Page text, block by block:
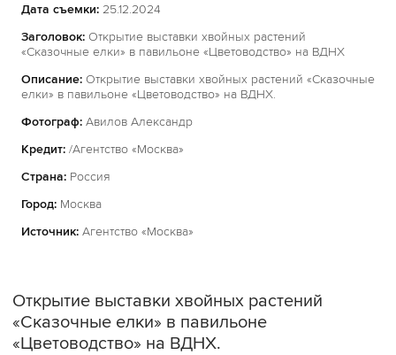
Дата съемки: 25.12.2024
Заголовок: Открытие выставки хвойных растений
«Сказочные елки» в павильоне «Цветоводство» на ВДНХ
Описание: Открытие выставки хвойных растений «Сказочные
елки» в павильоне «Цветоводство» на ВДНХ.
Фотограф: Авилов Александр
Кредит: /Агентство «Москва»
Страна: Россия
Город: Москва
Источник: Агентство «Москва»
Открытие выставки хвойных растений
«Сказочные елки» в павильоне
«Цветоводство» на ВДНХ.